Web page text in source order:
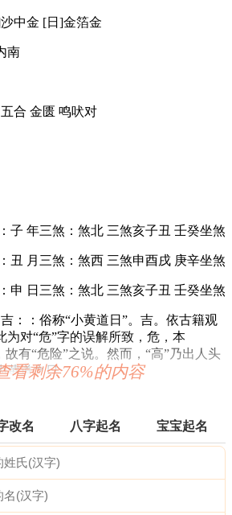
中金 [日]金箔金
南
合 金匮 鸣吠对
子 年三煞：煞北 三煞亥子丑 壬癸坐煞
丑 月三煞：煞西 三煞申酉戌 庚辛坐煞
申 日三煞：煞北 三煞亥子丑 壬癸坐煞
：：俗称“小黄道日”。吉。依古籍观
为对“危”字的误解所致，危，本
故有“危险”之说。然而，“高”乃出人头
黄道之日。
险惊多不安；修造支柱宜行细，伤着人
后代有余钱；安床作灶亦可用，不可动
看剩余76%的内容
改名 八字起名 宝宝起名